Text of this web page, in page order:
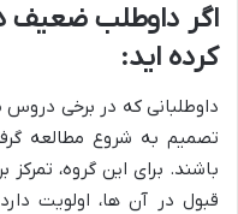
اگر داوطلب ضعیف
کرده اید:
داوطلبانی که در برخی
تصمیم به شروع مطالعه
باشند. برای این گروه،
قبول در آن ها، اولویت